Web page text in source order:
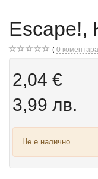
Escape!,
0 коментара
2,04 €
3,99 лв.
Не е налично